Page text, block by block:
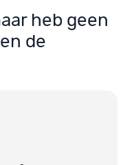
heb geen
de